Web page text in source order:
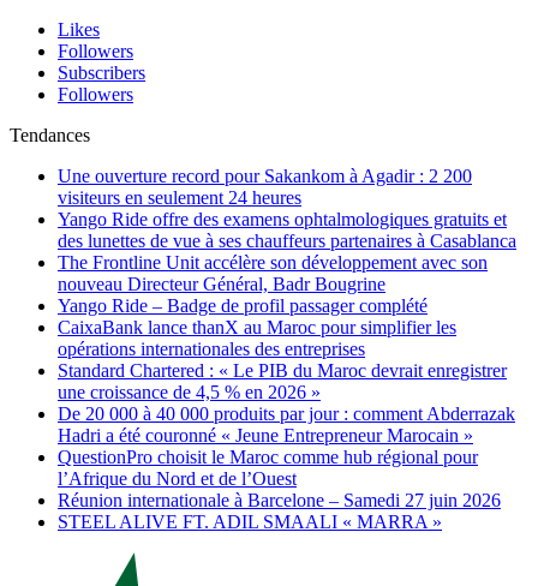
Likes
Followers
Subscribers
Followers
Tendances
Une ouverture record pour Sakankom à Agadir : 2 200
visiteurs en seulement 24 heures
Yango Ride offre des examens ophtalmologiques gratuits et
des lunettes de vue à ses chauffeurs partenaires à Casablanca
The Frontline Unit accélère son développement avec son
nouveau Directeur Général, Badr Bougrine
Yango Ride – Badge de profil passager complété
CaixaBank lance thanX au Maroc pour simplifier les
opérations internationales des entreprises
Standard Chartered : « Le PIB du Maroc devrait enregistrer
une croissance de 4,5 % en 2026 »
De 20 000 à 40 000 produits par jour : comment Abderrazak
Hadri a été couronné « Jeune Entrepreneur Marocain »
QuestionPro choisit le Maroc comme hub régional pour
l’Afrique du Nord et de l’Ouest
Réunion internationale à Barcelone – Samedi 27 juin 2026
STEEL ALIVE FT. ADIL SMAALI « MARRA »